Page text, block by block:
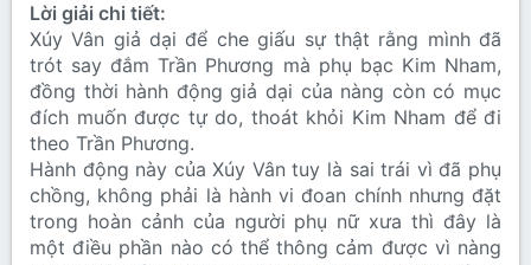
Lời giải chi tiết:
Xúy Vân giả dại để che giấu sự thật rằng mình đã
trót say đắm Trần Phương mà phụ bạc Kim Nham,
đồng thời hành động giả dại của nàng còn có mục
đích muốn được tự do, thoát khỏi Kim Nham để đi
theo Trần Phương.
Hành động này của Xúy Vân tuy là sai trái vì đã phụ
chồng, không phải là hành vi đoan chính nhưng đặt
trong hoàn cảnh của người phụ nữ xưa thì đây là
một điều phần nào có thể thông cảm được vì nàng